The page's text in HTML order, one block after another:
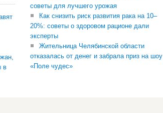
в
советы для лучшего урожая
Как снизить риск развития рака на 10–
20%: советы о здоровом рационе дали
эксперты
Жительница Челябинской области
отказалась от денег и забрала приз на шоу
«Поле чудес»